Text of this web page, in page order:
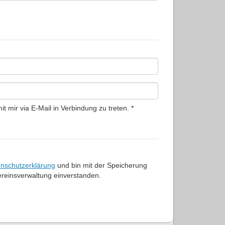
mir via E-Mail in Verbindung zu treten. *
und bin mit der Speicherung
einverstanden.